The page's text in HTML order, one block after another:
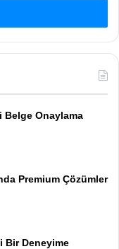
Belge Onaylama
Premium Çözümler
Bir Deneyime